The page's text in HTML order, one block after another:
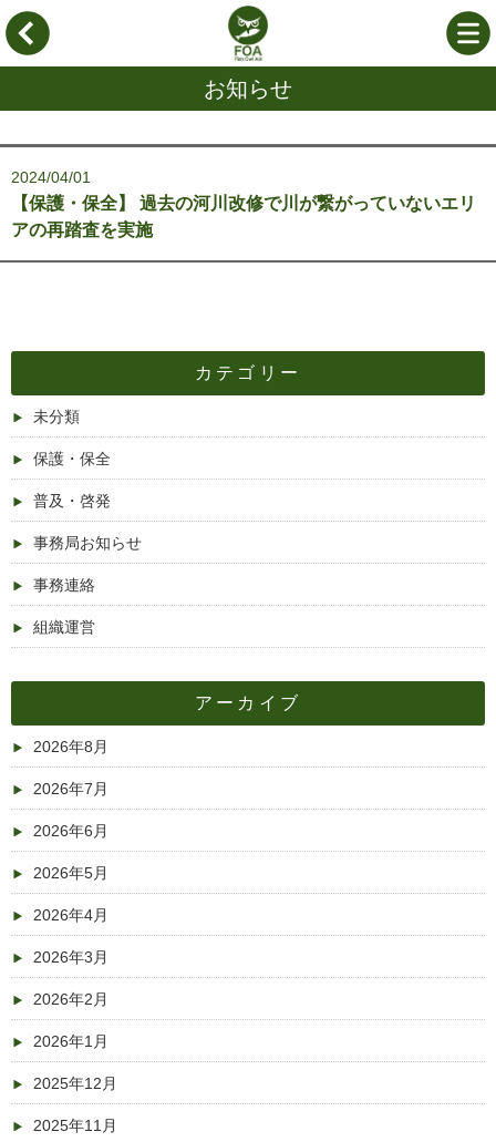
お知らせ
2024/04/01
【保護・保全】 過去の河川改修で川が繋がっていないエリ
アの再踏査を実施
カテゴリー
未分類
保護・保全
普及・啓発
事務局お知らせ
事務連絡
組織運営
アーカイブ
2026年8月
2026年7月
2026年6月
2026年5月
2026年4月
2026年3月
2026年2月
2026年1月
2025年12月
2025年11月